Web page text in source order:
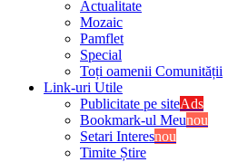
Actualitate
Mozaic
Pamflet
Special
Toți oamenii Comunității
Link-uri Utile
Publicitate pe siteAds
Bookmark-ul Meunou
Setari Interesnou
Timite Știre